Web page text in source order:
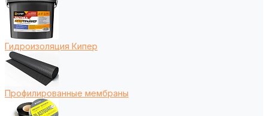
Гидроизоляция Кипер
Профилированные мембраны